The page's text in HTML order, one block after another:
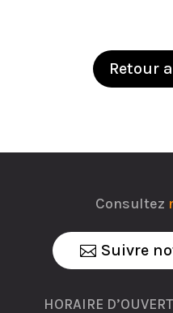
Retour
Consultez
Suivre
HORAIRE